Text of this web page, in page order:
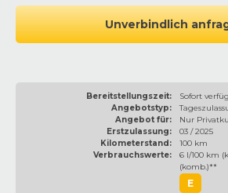
Unverbindlich
Bereitstellungszeit:
Sofort
Angebotstyp:
Angebot für:
Nur
Erstzulassung:
03 / 2025
Kilometerstand:
100 km
Verbrauchswerte:
6 l/100 km
(komb.)**
E